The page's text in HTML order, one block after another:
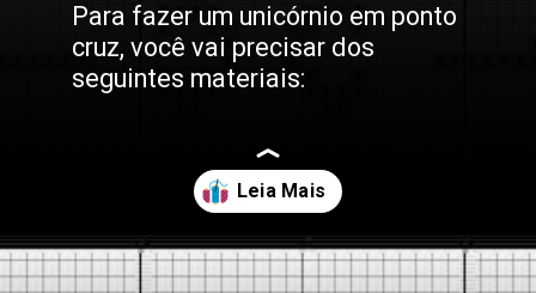
Para fazer um unicórnio em ponto
cruz, você vai precisar dos
seguintes materiais: